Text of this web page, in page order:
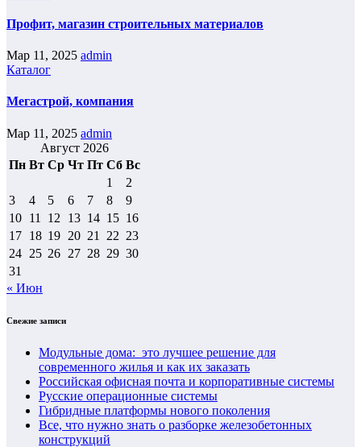
Профит, магазин строительных материалов
Мар 11, 2025 admin
Каталог
Мегастрой, компания
Мар 11, 2025 admin
Август 2026
Пн Вт Ср Чт Пт Сб Вс
1
2
3
4 5 6 7 8
9
10 11 12 13 14 15 16
17 18 19 20 21 22 23
24 25 26 27 28 29 30
31
« Июн
Свежие записи
Модульные дома: это лучшее решение для
современного жилья и как их заказать
Российская офисная почта и корпоративные системы
Русские операционные системы
Гибридные платформы нового поколения
Все, что нужно знать о разборке железобетонных
конструкций